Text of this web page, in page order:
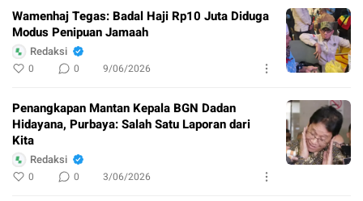
Wamenhaj Tegas: Badal Haji Rp10 Juta Diduga
Modus Penipuan Jamaah
Redaksi
0 0 9/06/2026
Penangkapan Mantan Kepala BGN Dadan
Hidayana, Purbaya: Salah Satu Laporan dari
Kita
Redaksi
0 0 3/06/2026